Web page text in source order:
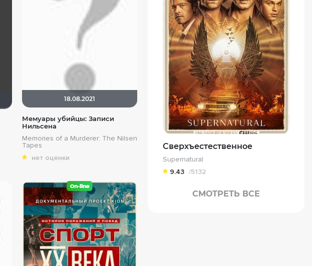
18.08.2021
Мемуары убийцы: Записи
Нильсена
Memories of a Murderer: The Nilsen
Tapes
нет оценки
Сверхъестественное
Supernatural
9.43 /5132
СМОТРЕТЬ ВСЕ